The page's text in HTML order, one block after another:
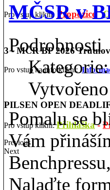
Pro vstup klikni: Propozice
3 - MČR BP 2026 Trutnov
Pro vstup na info klikni:
PILSEN OPEN
Pro vstup klikni:Přihláška-
Previous
Next
MČSR v
Podrobnosti
Pomalu se
Vám
Nalaďte